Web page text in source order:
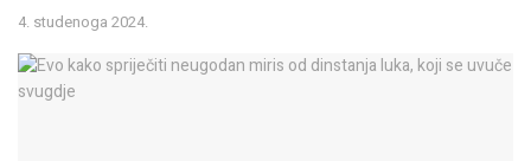
4. studenoga 2024.